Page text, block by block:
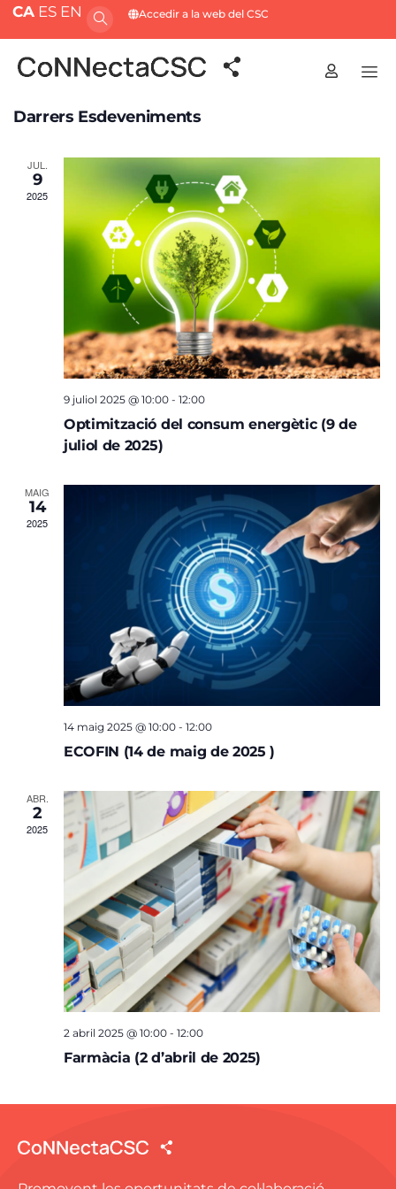
CA ES EN Accedir a la web del CSC
Darrers Esdeveniments
JUL.
9
2025
9 juliol 2025 @ 10:00 - 12:00
Optimització del consum energètic (9 de
juliol de 2025)
MAIG
14
2025
14 maig 2025 @ 10:00 - 12:00
ECOFIN (14 de maig de 2025 )
ABR.
2
2025
2 abril 2025 @ 10:00 - 12:00
Farmàcia (2 d’abril de 2025)